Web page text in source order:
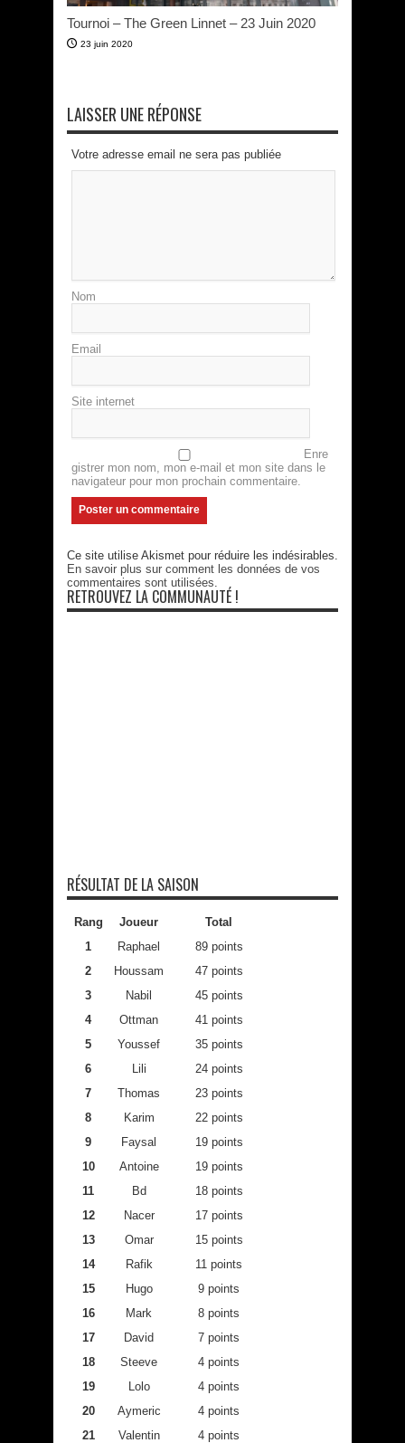
Tournoi – The Green Linnet – 23 Juin 2020
23 juin 2020
LAISSER UNE RÉPONSE
Votre adresse email ne sera pas publiée
Nom
Email
Site internet
Enre
gistrer mon nom, mon e-mail et mon site dans le
navigateur pour mon prochain commentaire.
Ce site utilise Akismet pour réduire les indésirables.
En savoir plus sur comment les données de vos
commentaires sont utilisées
RETROUVEZ LA COMMUNAUTÉ !
RÉSULTAT DE LA SAISON
Rang Joueur
Total
1
Raphael
89 points
2
Houssam
47 points
3
Nabil
45 points
4
Ottman
41 points
5
Youssef
35 points
6
Lili
24 points
7
Thomas
23 points
8
Karim
22 points
9
Faysal
19 points
10
Antoine
19 points
11
Bd
18 points
12
Nacer
17 points
13
Omar
15 points
14
Rafik
11 points
15
Hugo
9 points
16
Mark
8 points
17
David
7 points
18
Steeve
4 points
19
Lolo
4 points
20
Aymeric
4 points
21
Valentin
4 points